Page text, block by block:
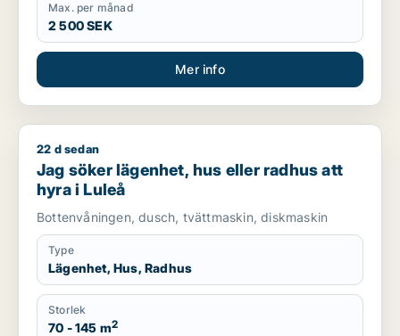
Max. per månad
2 500 SEK
Mer info
Jag söker lägenhet, hus eller radhus att hyra i Luleå
22 d sedan
Jag söker lägenhet, hus eller radhus att
hyra i Luleå
Bottenvåningen, dusch, tvättmaskin, diskmaskin
Type
Lägenhet, Hus, Radhus
Storlek
70 - 145 m2